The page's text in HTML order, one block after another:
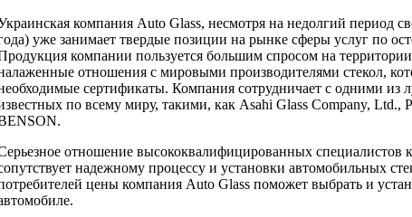
компания Auto Glass, несмотря на недолгий период
уже занимает твердые позиции на рынке сферы услуг по
компании пользуется большим спросом на
отношения с мировыми производителями стекол,
сертификаты. Компания сотрудничает с одними из
по всему миру, такими, как Asahi Glass Company, Ltd.,
отношение высококвалифицированных специалистов
надежному процессу и установки автомобильных
цены компания Auto Glass поможет выбрать и